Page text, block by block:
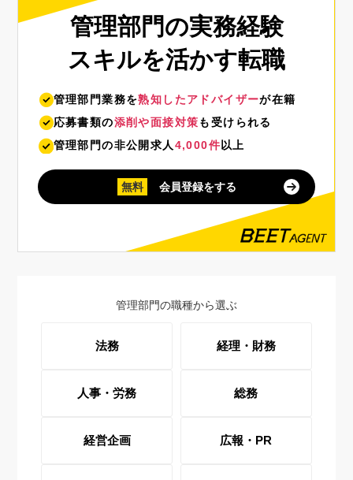
管理部門の実務経験
スキルを活かす転職
管理部門業務を熟知したアドバイザーが在籍
応募書類の添削や面接対策も受けられる
管理部門の非公開求人4,000件以上
無料 会員登録をする
管理部門の職種から選ぶ
法務 経理・財務
人事・労務 総務
経営企画 広報・PR